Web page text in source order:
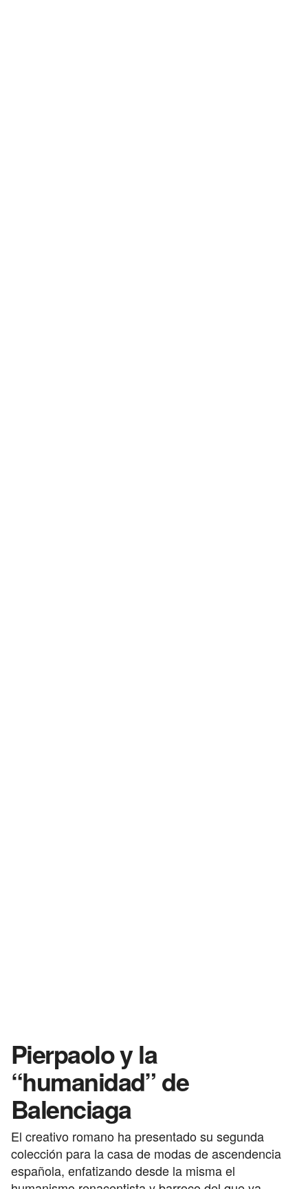
Pierpaolo y la
“humanidad” de
Balenciaga
El creativo romano ha presentado su segunda
colección para la casa de modas de ascendencia
española, enfatizando desde la misma el